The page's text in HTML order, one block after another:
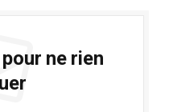
ne rien